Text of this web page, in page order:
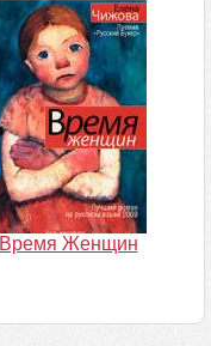
Время Женщин